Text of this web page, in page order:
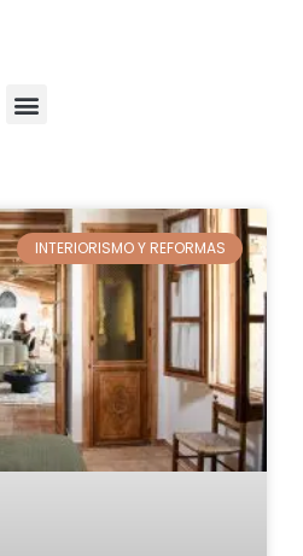
INTERIORISMO Y REFORMAS